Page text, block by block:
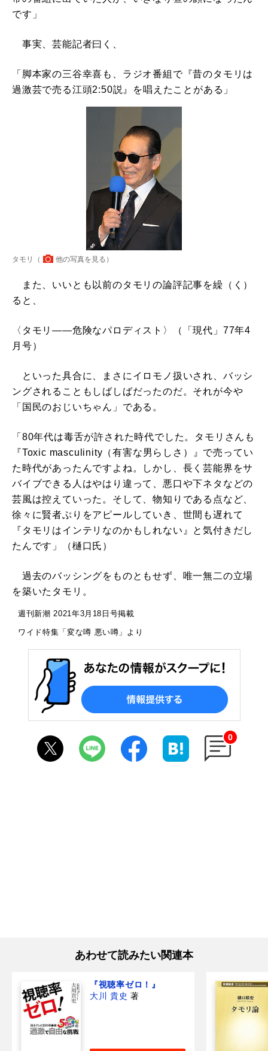
です」
事実、芸能記者曰く、
「脚本家の三谷幸喜も、ラジオ番組で『昔のタモリは
過激芸で売る江頭2:50説』を唱えたことがある」
タモリ（ 他の写真を見る ）
また、いいとも以前のタモリの論評記事を繰（く）
ると、
〈タモリ――危険なパロディスト〉（「現代」77年4
月号）
といった具合に、まさにイロモノ扱いされ、バッシ
ングされることもしばしばだったのだ。それが今や
「国民のおじいちゃん」である。
「80年代は毒舌が許された時代でした。タモリさんも
『Toxic masculinity（有害な男らしさ）』で売ってい
た時代があったんですよね。しかし、長く芸能界をサ
バイブできる人はやはり違って、悪口や下ネタなどの
芸風は控えていった。そして、物知りである点など、
徐々に賢者ぶりをアピールしていき、世間も遅れて
『タモリはインテリなのかもしれない』と気付きだし
たんです」（樋口氏）
過去のバッシングをものともせず、唯一無二の立場
を築いたタモリ。
週刊新潮 2021年3月18日号掲載
ワイド特集「変な噂 悪い噂」より
0
あわせて読みたい関連本
『視聴率ゼロ！』
大川 貴史 著